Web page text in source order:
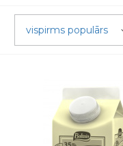
vispirms populārs